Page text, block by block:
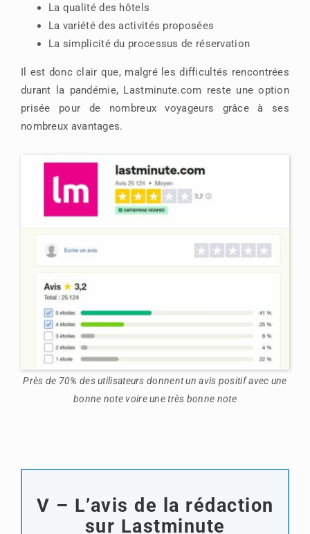
La qualité des hôtels
La variété des activités proposées
La simplicité du processus de réservation
Il est donc clair que, malgré les difficultés rencontrées
durant la pandémie, Lastminute.com reste une option
prisée pour de nombreux voyageurs grâce à ses
nombreux avantages.
Près de 70% des utilisateurs donnent un avis positif avec une
bonne note voire une très bonne note
V – L’avis de la rédaction
sur Lastminute